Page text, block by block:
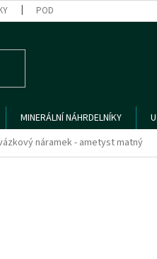
PODMÍNKY OCHRANY
MINERÁLNÍ NÁHRDELNÍKY
náramek - ametyst matný